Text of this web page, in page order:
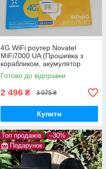
4G WiFi роутер Novatel
MiFi7000 UA (Прошивка з
корабликом, акумулятор
4400mAh)
Готово до відправки
2 496 ₴ 3 075 ₴
Купити
Топ продажів
–30%
Подарунок